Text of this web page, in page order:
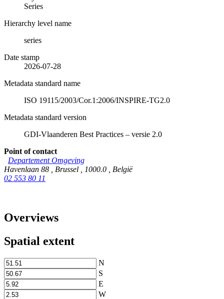
Series
Hierarchy level name
series
Date stamp
2026-07-28
Metadata standard name
ISO 19115/2003/Cor.1:2006/INSPIRE-TG2.0
Metadata standard version
GDI-Vlaanderen Best Practices – versie 2.0
Point of contact
Departement Omgeving
Havenlaan 88
Brussel 1000.0
België
02 553 80 11
Overviews
Spatial extent
N
S
E
W